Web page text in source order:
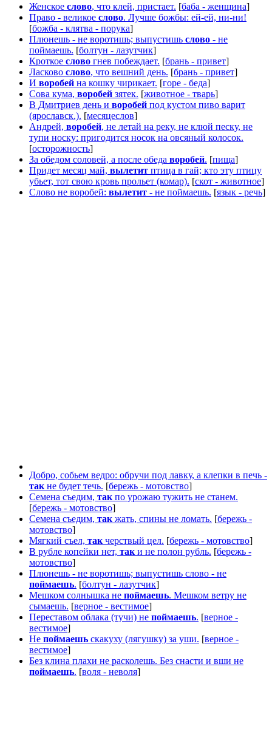
Женское слово, что клей, пристает. [баба - женщина]
Право - великое слово. Лучше божбы: ей-ей, ни-ни!
[божба - клятва - порука]
Плюнешь - не воротишь; выпустишь слово - не
поймаешь. [болтун - лазутчик]
Кроткое слово гнев побеждает. [брань - привет]
Ласково слово, что вешний день. [брань - привет]
И воробей на кошку чирикает. [горе - беда]
Сова кума, воробей зятек. [животное - тварь]
В Дмитриев день и воробей под кустом пиво варит
(ярославск.). [месяцеслов]
Андрей, воробей, не летай на реку, не клюй песку, не
тупи носку: пригодится носок на овсяный колосок.
[осторожность]
За обедом соловей, а после обеда воробей. [пища]
Придет месяц май, вылетит птица в гай; кто эту птицу
убьет, тот свою кровь прольет (комар). [скот - животное]
Слово не воробей: вылетит - не поймаешь. [язык - речь]
Добро, собьем ведро: обручи под лавку, а клепки в печь -
так не будет течь. [бережь - мотовство]
Семена съедим, так по урожаю тужить не станем.
[бережь - мотовство]
Семена съедим, так жать, спины не ломать. [бережь -
мотовство]
Мягкий съел, так черствый цел. [бережь - мотовство]
В рубле копейки нет, так и не полон рубль. [бережь -
мотовство]
Плюнешь - не воротишь; выпустишь слово - не
поймаешь. [болтун - лазутчик]
Мешком солнышка не поймаешь. Мешком ветру не
сымаешь. [верное - вестимое]
Переставом облака (тучи) не поймаешь. [верное -
вестимое]
Не поймаешь скакуху (лягушку) за уши. [верное -
вестимое]
Без клина плахи не расколешь. Без снасти и вши не
поймаешь. [воля - неволя]